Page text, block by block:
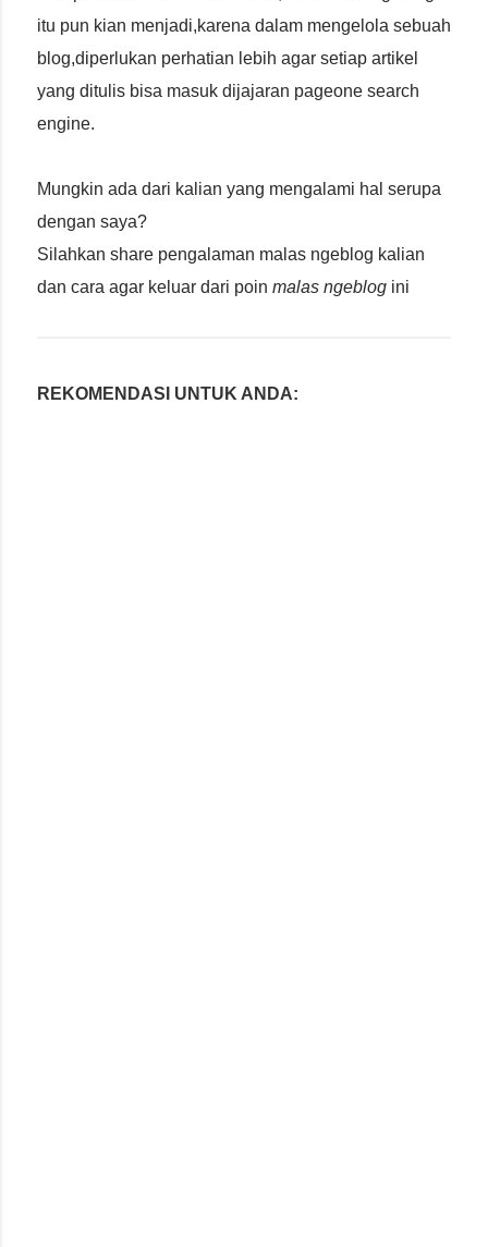
itu pun kian menjadi,karena dalam mengelola sebuah
blog,diperlukan perhatian lebih agar setiap artikel
yang ditulis bisa masuk dijajaran pageone search
engine.
Mungkin ada dari kalian yang mengalami hal serupa
dengan saya?
Silahkan share pengalaman malas ngeblog kalian
dan cara agar keluar dari poin malas ngeblog ini
REKOMENDASI UNTUK ANDA: